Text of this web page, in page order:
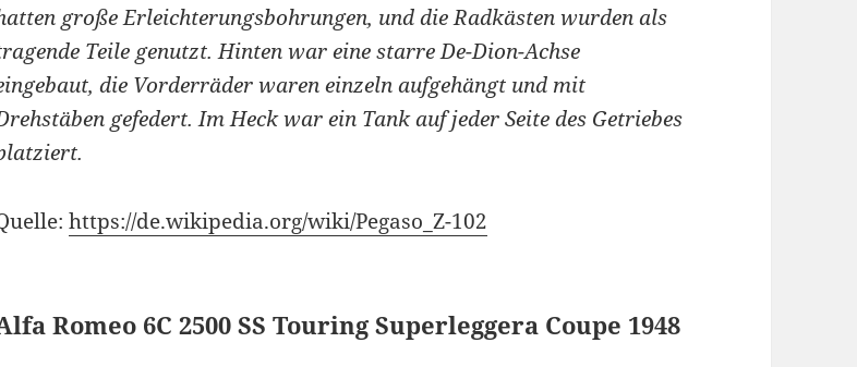
große Erleichterungsbohrungen, und die Radkästen wurden als
Teile genutzt. Hinten war eine starre De-Dion-Achse
die Vorderräder waren einzeln aufgehängt und mit
gefedert. Im Heck war ein Tank auf jeder Seite des Getriebes
https://de.wikipedia.org/wiki/Pegaso_Z-102
Romeo 6C 2500 SS Touring Superleggera Coupe 1948